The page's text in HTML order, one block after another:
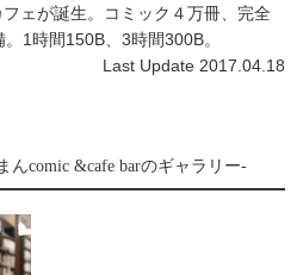
ェが誕生。コミック４万冊、完全
1時間150B、3時間300B。
Last Update 2017.04.18
んcomic &cafe barのギャラリー-